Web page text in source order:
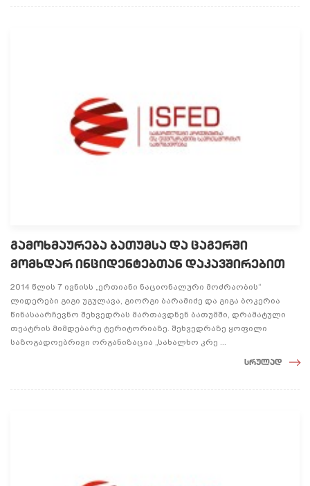
გამოხმაურება ბათუმსა და ცაგერში
მომხდარ ინციდენტებთან დაკავშირებით
2014 წლის 7 ივნისს „ერთიანი ნაციონალური მოძრაობის“
ლიდერები გიგი უგულავა, გიორგი ბარამიძე და გიგა ბოკერია
წინასაარჩევნო შეხვედრას მართავდნენ ბათუმში, დრამატული
თეატრის მიმდებარე ტერიტორიაზე. შეხვედრაზე ყოფილი
საზოგადოებრივი ორგანიზაცია „სახალხო კრე ...
სრულად